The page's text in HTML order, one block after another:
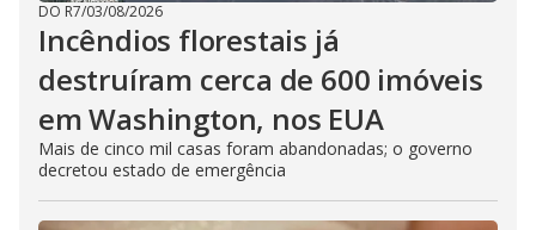
DO R7/03/08/2026
Incêndios florestais já
destruíram cerca de 600 imóveis
em Washington, nos EUA
Mais de cinco mil casas foram abandonadas; o governo
decretou estado de emergência